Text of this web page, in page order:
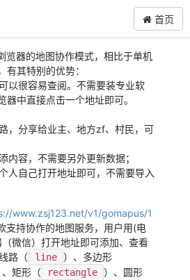
首页
览器的地图协作模式，相比于单机
其特别的优势：
以很容易查阅。不需要装专业软
中直接点击一个地址即可。
，分享给业主、地方zf、村民，可
内容，不需要另外更新数据；
人自己打开地址即可，不需要导入
www.zsj123.net/v1/gomapus/1
支持协作的地图服务，用户用(电
微信）打开地址即可添加、查看
路（
line ）、多边形
、矩形（ rectangle ）、圆形